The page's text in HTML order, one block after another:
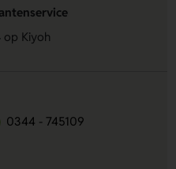
op Kiyoh
0344 - 745109